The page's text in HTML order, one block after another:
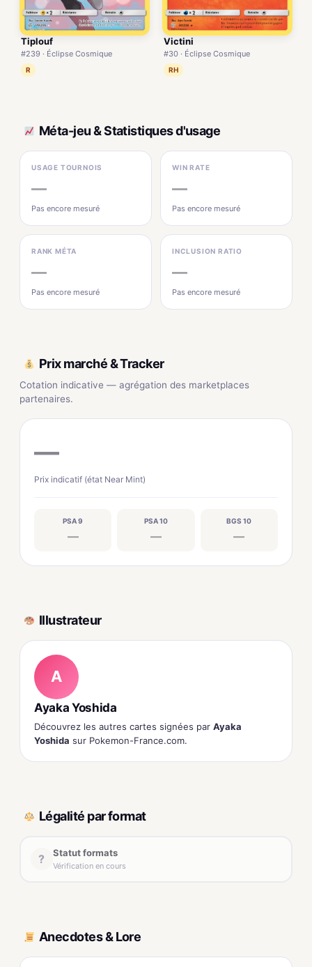
Tiplouf
#239 · Éclipse Cosmique
R
Victini
#30 · Éclipse Cosmique
RH
Méta-jeu & Statistiques d'usage
USAGE TOURNOIS
—
Pas encore mesuré
WIN RATE
—
Pas encore mesuré
RANK MÉTA
—
Pas encore mesuré
INCLUSION RATIO
—
Pas encore mesuré
Prix marché & Tracker
Cotation indicative — agrégation des marketplaces
partenaires.
—
Prix indicatif (état Near Mint)
PSA 9
—
PSA 10
—
BGS 10
—
Illustrateur
A
Ayaka Yoshida
Découvrez les autres cartes signées par Ayaka
Yoshida sur Pokemon-France.com.
Légalité par format
? Statut formats
Vérification en cours
Anecdotes & Lore